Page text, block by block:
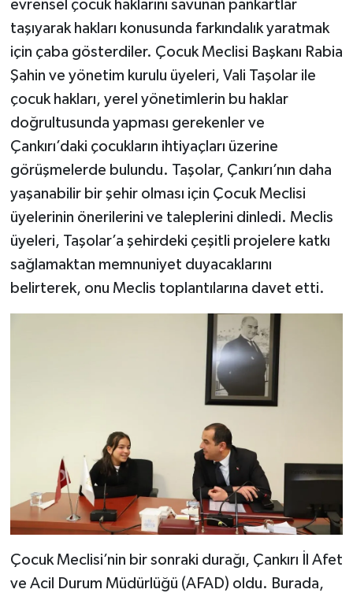
evrensel çocuk haklarını savunan pankartlar
taşıyarak hakları konusunda farkındalık yaratmak
için çaba gösterdiler. Çocuk Meclisi Başkanı Rabia
Şahin ve yönetim kurulu üyeleri, Vali Taşolar ile
çocuk hakları, yerel yönetimlerin bu haklar
doğrultusunda yapması gerekenler ve
Çankırı’daki çocukların ihtiyaçları üzerine
görüşmelerde bulundu. Taşolar, Çankırı’nın daha
yaşanabilir bir şehir olması için Çocuk Meclisi
üyelerinin önerilerini ve taleplerini dinledi. Meclis
üyeleri, Taşolar’a şehirdeki çeşitli projelere katkı
sağlamaktan memnuniyet duyacaklarını
belirterek, onu Meclis toplantılarına davet etti.
Çocuk Meclisi’nin bir sonraki durağı, Çankırı İl Afet
ve Acil Durum Müdürlüğü (AFAD) oldu. Burada,